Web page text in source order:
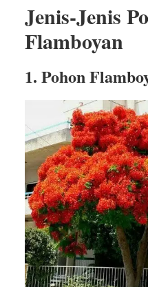
Jenis-Jenis
Flamboyan
1. Pohon